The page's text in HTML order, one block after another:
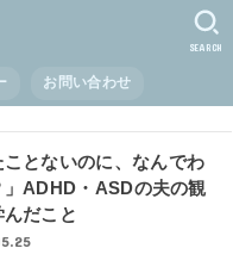
お問い合わせ
SEARCH
ことないのに、なんでわ
」ADHD・ASDの夫の観
だこと